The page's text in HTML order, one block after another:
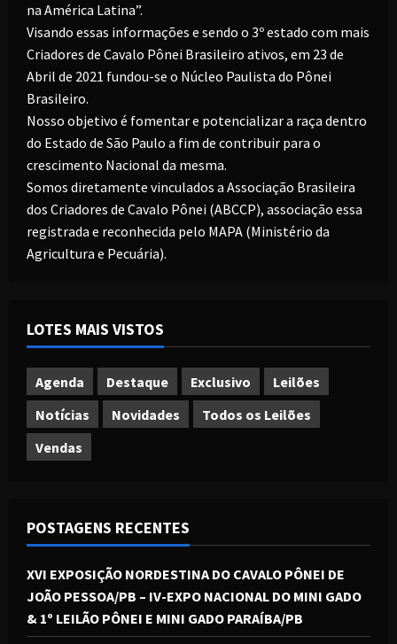
na América Latina”.
Visando essas informações e sendo o 3º estado com mais
Criadores de Cavalo Pônei Brasileiro ativos, em 23 de
Abril de 2021 fundou-se o Núcleo Paulista do Pônei
Brasileiro.
Nosso objetivo é fomentar e potencializar a raça dentro
do Estado de São Paulo a fim de contribuir para o
crescimento Nacional da mesma.
Somos diretamente vinculados a Associação Brasileira
dos Criadores de Cavalo Pônei (ABCCP), associação essa
registrada e reconhecida pelo MAPA (Ministério da
Agricultura e Pecuária).
LOTES MAIS VISTOS
Agenda Destaque Exclusivo
Leilões
Notícias
Novidades
Todos os Leilões
Vendas
POSTAGENS RECENTES
XVI EXPOSIÇÃO NORDESTINA DO CAVALO PÔNEI DE
JOÃO PESSOA/PB – IV-EXPO NACIONAL DO MINI GADO
& 1º LEILÃO PÔNEI E MINI GADO PARAÍBA/PB